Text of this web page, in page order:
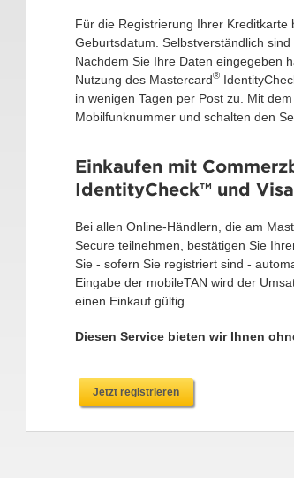
Für die Registrierung Ihrer
Geburtsdatum. Selbstverständlich
Nachdem Sie Ihre Daten eingegeben
Nutzung des Mastercard®
in wenigen Tagen per Post zu. Mit
Mobilfunknummer und schalten den
Einkaufen mit
IdentityCheck™ und
Bei allen Online-Händlern, die am
Secure teilnehmen, bestätigen Sie
Sie - sofern Sie registriert sind -
Eingabe der mobileTAN wird der
einen Einkauf gültig.
Diesen Service bieten wir Ihnen
Jetzt registrieren